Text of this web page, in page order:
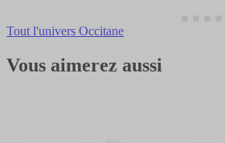
Tout l'univers Occitane
Vous aimerez aussi